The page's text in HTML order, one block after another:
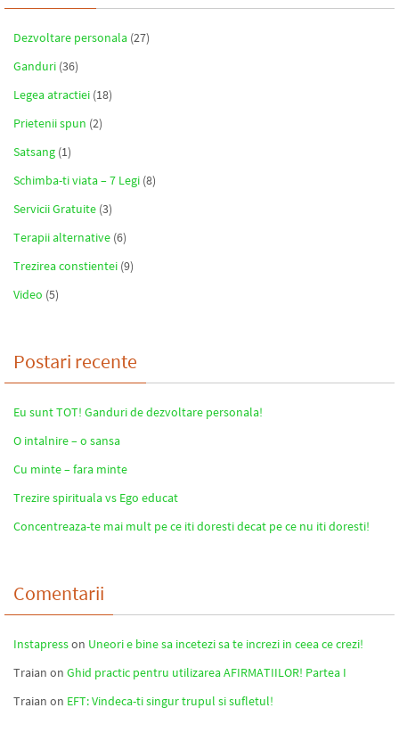
Dezvoltare personala (27)
Ganduri (36)
Legea atractiei (18)
Prietenii spun (2)
Satsang (1)
Schimba-ti viata – 7 Legi (8)
Servicii Gratuite (3)
Terapii alternative (6)
Trezirea constientei (9)
Video (5)
Postari recente
Eu sunt TOT! Ganduri de dezvoltare personala!
O intalnire – o sansa
Cu minte – fara minte
Trezire spirituala vs Ego educat
Concentreaza-te mai mult pe ce iti doresti decat pe ce nu iti doresti!
Comentarii
Instapresson Uneori e bine sa incetezi sa te increzi in ceea ce crezi!
Traian on Ghid practic pentru utilizarea AFIRMATIILOR! Partea I
Traian on EFT: Vindeca-ti singur trupul si sufletul!